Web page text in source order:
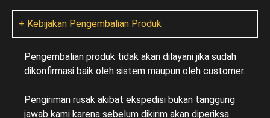
+ Kebijakan Pengembalian Produk
Pengembalian produk tidak akan dilayani jika sudah
dikonfirmasi baik oleh sistem maupun oleh customer.
Pengiriman rusak akibat ekspedisi bukan tanggung
jawab kami karena sebelum dikirim akan diperiksa